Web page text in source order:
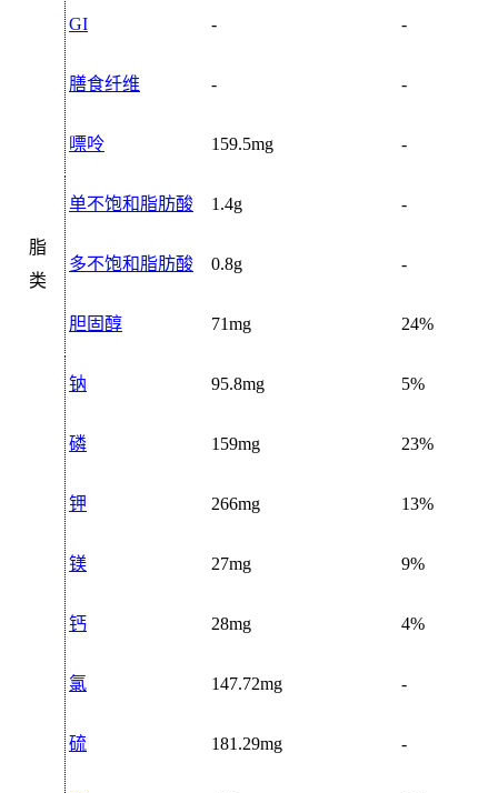
GI - -
膳食纤维 - -
嘌呤 159.5mg -
脂
类
单不饱和脂肪酸 1.4g -
多不饱和脂肪酸 0.8g -
胆固醇 71mg 24%
钠 95.8mg 5%
磷 159mg 23%
钾 266mg 13%
镁 27mg 9%
钙 28mg 4%
氯 147.72mg -
硫 181.29mg -